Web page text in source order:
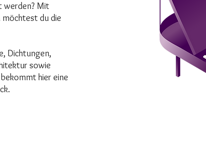
werden? Mit
möchtest du die
Dichtungen,
sowie
hier eine